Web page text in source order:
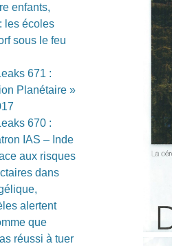
enfants,
les écoles
sous le feu
671 :
Planétaire »
670 :
IAS – Inde
aux risques
dans
alertent
que
réussi à tuer